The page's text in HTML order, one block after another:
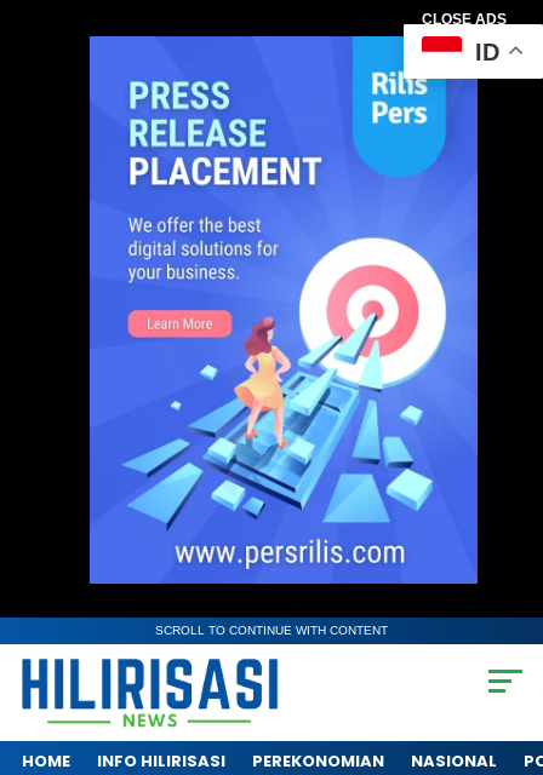
CLOSE ADS
SCROLL TO CONTINUE WITH CONTENT
HOME INFO HILIRISASI PEREKONOMIAN NASIONAL
ID